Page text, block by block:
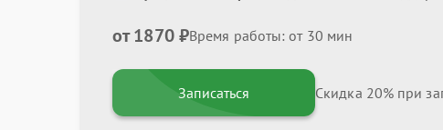
от 1870 ₽Время работы: от 30 мин
Записаться Скидка 20% при